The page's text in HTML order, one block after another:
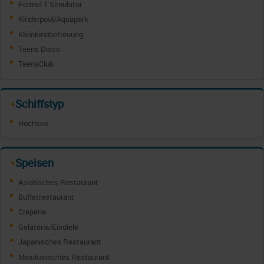
Formel 1 Simulator
Kinderpool/Aquapark
Kleinkindbetreuung
Teens Disco
TeensClub
✦Schiffstyp
Hochsee
✦Speisen
Asiatisches Restaurant
Buffetrestaurant
Creperie
Gelateria/Eisdiele
Japanisches Restaurant
Mexikanisches Restaurant